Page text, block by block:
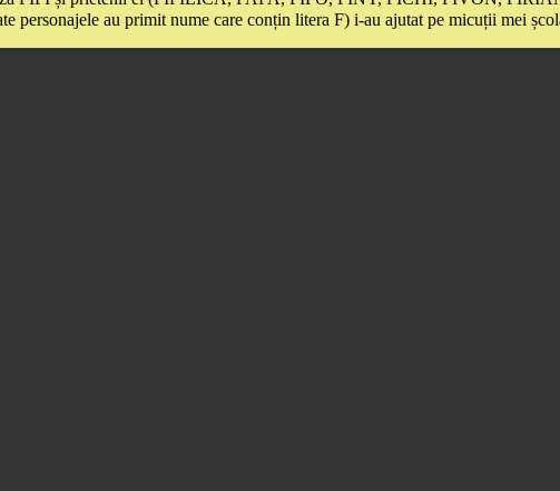
au primit nume care conțin litera F) i-au ajutat pe micuții mei